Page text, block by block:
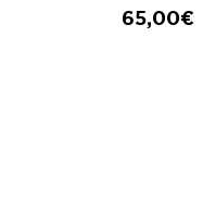
65,00€